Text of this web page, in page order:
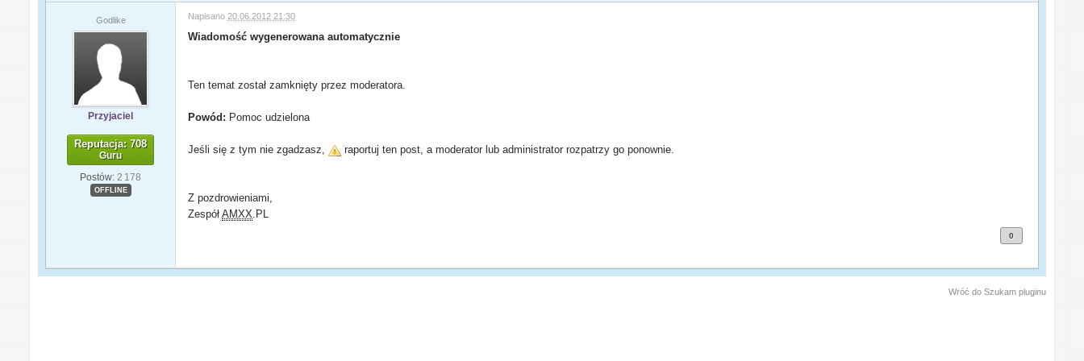
Godlike
Przyjaciel
Reputacja: 708
Guru
Postów: 2 178
OFFLINE
Napisano20.06.2012 21:30
Wiadomość wygenerowana automatycznie
Ten temat został zamknięty przez moderatora.
Powód: Pomoc udzielona
Jeśli się z tym nie zgadzasz, raportuj ten post, a moderator lub administrator rozpatrzy go ponownie.
Z pozdrowieniami,
ZespółAMXX.PL
0
Wróć do Szukam pluginu